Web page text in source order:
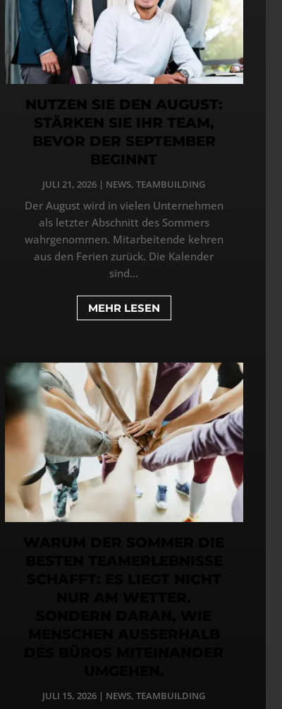
NUTZEN SIE DEN AUGUST:
STÄRKEN SIE IHR TEAM,
BEVOR DER SEPTEMBER
BEGINNT
JULI 21, 2026 | NEWS,TEAMBUILDING
Der August wird in vielen Unternehmen
als letzter Abschnitt des Sommers
wahrgenommen. Mitarbeitende kehren
aus den Ferien zurück. Die Kalender
sind...
MEHR LESEN
JULI 15, 2026 | NEWS,TEAMBUILDING